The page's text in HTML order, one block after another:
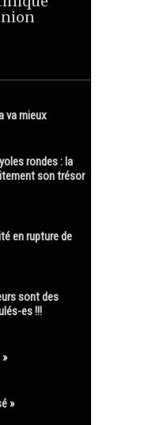
va mieux
rondes : la
son trésor
en rupture de
sont des
es !!!
»